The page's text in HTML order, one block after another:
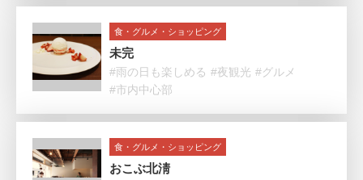
食・グルメ・ショッピング
未完
#雨の日も楽しめる #夜観光 #グルメ
#市内中心部
食・グルメ・ショッピング
おこぶ北淸